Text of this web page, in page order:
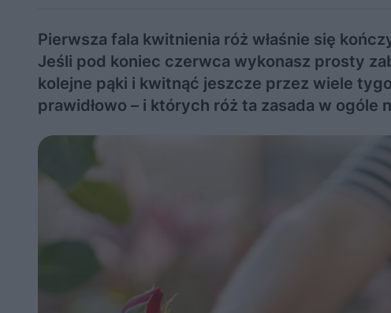
Pierwsza fala kwitnienia róż właśnie się
Jeśli pod koniec czerwca wykonasz prosty
kolejne pąki i kwitnąć jeszcze przez wiele
prawidłowo – i których róż ta zasada w ogóle